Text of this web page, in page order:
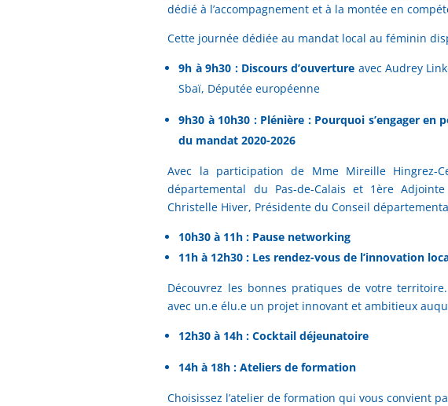
dédié à l’accompagnement et à la montée en
Cette journée dédiée au mandat local au féminin
9h à 9h30 : Discours d’ouverture avec Audrey
Sbaï, Députée européenne
9h30 à 10h30 : Plénière : Pourquoi s’engager en
du mandat 2020-2026
Avec la participation de Mme Mireille Hingrez-
départemental du Pas-de-Calais et 1ère
Christelle Hiver, Présidente du Conseil
10h30 à 11h : Pause networking
11h à 12h30 : Les rendez-vous de l’innovation
Découvrez les bonnes pratiques de votre
avec un.e élu.e un projet innovant et ambitieux
12h30 à 14h : Cocktail déjeunatoire
14h à 18h : Ateliers de formation
Choisissez l’atelier de formation qui vous convient